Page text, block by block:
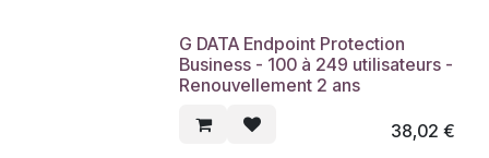
G DATA Endpoint Protection
Business - 100 à 249 utilisateurs -
Renouvellement 2 ans
38,02 €